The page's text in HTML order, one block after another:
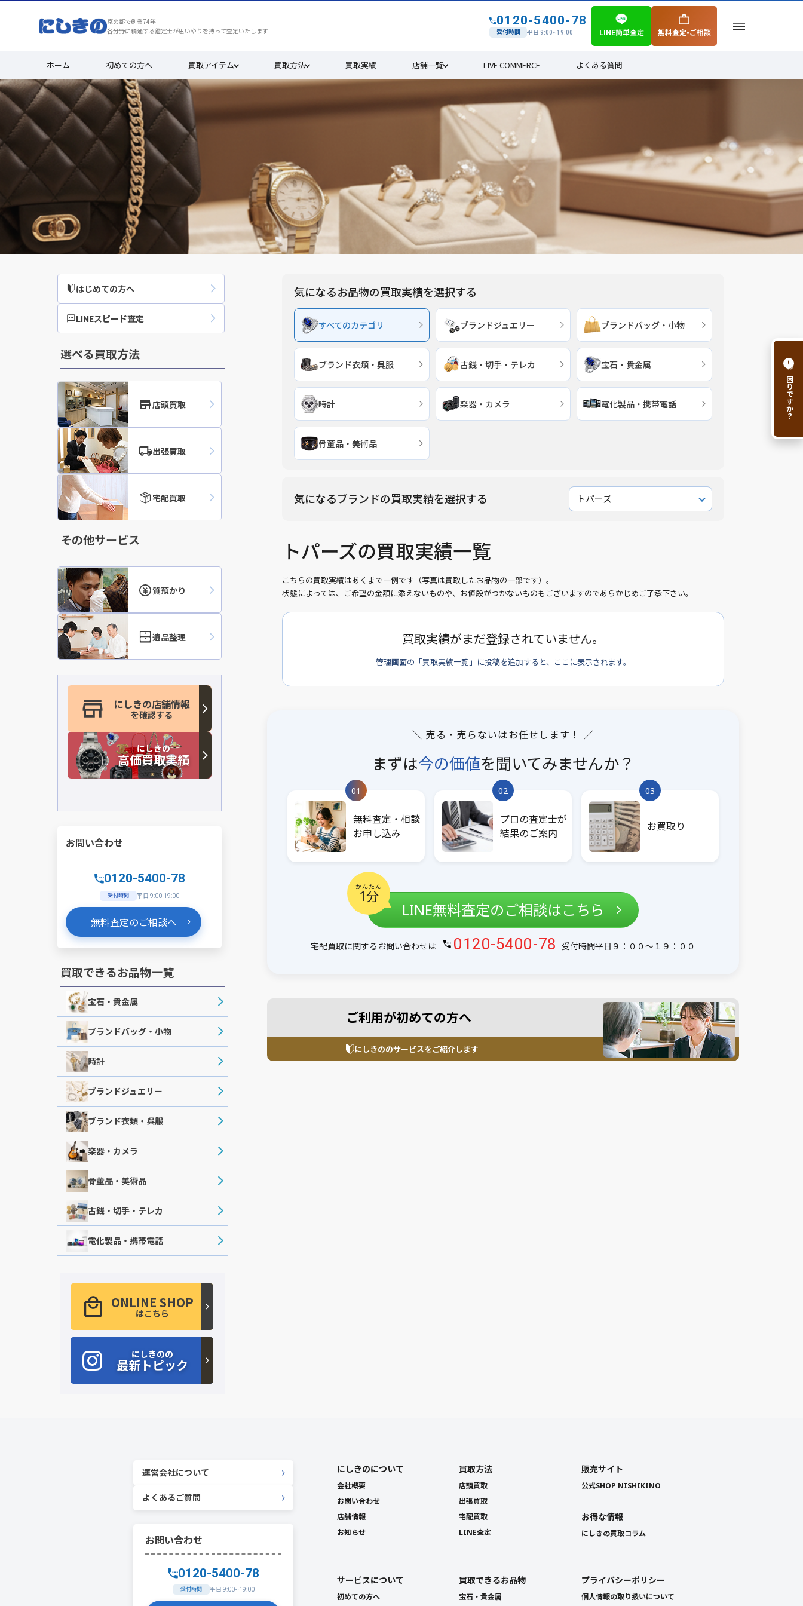
京の都で創業74年
各分野に精通する鑑定士が思いやりを持って査定いたします
0120-5400-78
受付時間 平日 9:00~19:00 LINE簡単査定 無料査定•ご相談
ホーム 初めての方へ 買取アイテム 買取方法 買取実績 店舗一覧 LIVE COMMERCE よくある質問
買取実績
買取実績
はじめての方へ
LINEスピード査定
選べる買取方法
店頭買取
出張買取
宅配買取
その他サービス
質預かり
遺品整理
にしきの店舗情報
を確認する
にしきの
高価買取実績
お問い合わせ
0120-5400-78
受付時間 平日 9:00-19:00
無料査定のご相談へ
買取できるお品物一覧
宝石・貴金属
ブランドバッグ・小物
時計
ブランドジュエリー
ブランド衣類・呉服
楽器・カメラ
骨董品・美術品
古銭・切手・テレカ
電化製品・携帯電話
ONLINE SHOP
はこちら
にしきのの
最新トピック
気になるお品物の買取実績を選択する
すべてのカテゴリ ブランドジュエリー ブランドバッグ・小物
ブランド衣類・呉服 古銭・切手・テレカ 宝石・貴金属
時計 楽器・カメラ 電化製品・携帯電話
骨董品・美術品
気になるブランドの買取実績を選択する トパーズ
トパーズの買取実績一覧
こちらの買取実績はあくまで一例です（写真は買取したお品物の一部です）。
状態によっては、ご希望の金額に添えないものや、お値段がつかないものもございますのであらかじめご了承下さい。
買取実績がまだ登録されていません。
管理画面の「買取実績一覧」に投稿を追加すると、ここに表示されます。
＼ 売る・売らないはお任せします！ ／
まずは今の価値を聞いてみませんか？
01
無料査定・相談
お申し込み
02
プロの査定士が
結果のご案内
03
お買取り
かんたん
1分
LINE無料査定のご相談はこちら
宅配買取に関するお問い合わせは 0120-5400-78 受付時間平日９：００〜１９：００
ご利用が初めての方へ
にしきののサービスをご紹介します
運営会社について
よくあるご質問
お問い合わせ
0120-5400-78
受付時間 平日 9:00~19:00
にしきのについて
会社概要
お問い合わせ
店舗情報
お知らせ
買取方法
店頭買取
出張買取
宅配買取
LINE査定
販売サイト
公式SHOP NISHIKINO
お得な情報
にしきの買取コラム
サービスについて
初めての方へ
買取できるお品物
宝石・貴金属
プライバシーポリシー
個人情報の取り扱いについて
i
お困りですか？